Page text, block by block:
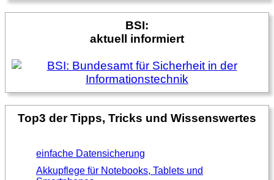
BSI:
aktuell informiert
Top3 der Tipps, Tricks und Wissenswertes
einfache Datensicherung
Akkupflege für Notebooks, Tablets und